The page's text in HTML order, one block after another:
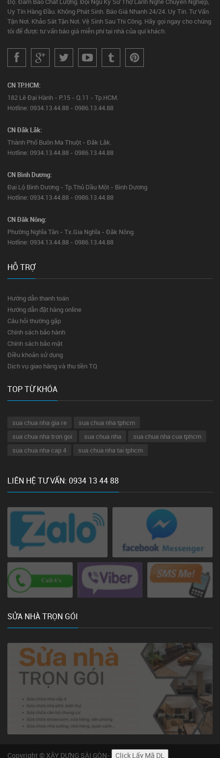
Uy Tín Hàng Đầu. Không Phát Sinh. Báo Giá Nhanh 24/24. Uy Tín. Tư Vấn
Tận Nơi. Khảo Sát Tận Nơi. Vệ Sinh Sau Thi Công. Hãy gọi ngay cho chúng
tôi để được tư vấn báo giá miễn phí tại nhà của quí khách.
CN TP.HCM:
182 Lê Đại Hành - P.15 - Q.11 - Tp.HCM.
Hotline: 0934.13.44.88 - 0986.13.44.88
CN Đắk Lắk:
Thành Phố Buôn Ma Thuột - Đắk Lắk.
Hotline: 0934.13.44.88 - 0986.13.44.88
CN Bình Dương:
Đại Lộ Bình Dương - Tp.Thủ Dầu Một - Bình Dương
Hotline: 0934.13.44.88 - 0986.13.44.88
CN Đăk Nông:
Phường Nghĩa Tân - Tx.Gia Nghĩa - Đăk Nông
Hotline: 0934.13.44.88 - 0986.13.44.88
HỖ TRỢ
Hướng dẫn thanh toán
Hướng dẫn đặt hàng online
Câu hỏi thường gặp
Chính sách bảo hành
Chính sách bảo mật
Điều khoản sử dụng
Dịch vụ giao hàng và thu tiền TQ
TOP TỪ KHÓA
sua chua nha gia re
sua chua nha tphcm
sua chua nha tron goi
sua chua nha
sua chua nha cua tphcm
sua chua nha cap 4
sua chua nha tai tphcm
LIÊN HỆ TƯ VẤN: 0934 13 44 88
SỬA NHÀ TRỌN GÓI
Copyright © XÂY DỰNG SÀI GÒN- Click Lấy Mã DL